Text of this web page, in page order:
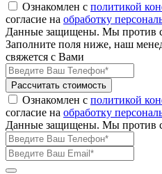
Ознакомлен с политикой
согласие на обработку
Данные защищены. Мы против
Заполните поля ниже, наш
свяжется с Вами
Рассчитать стоимость
Ознакомлен с политикой
согласие на обработку
Данные защищены. Мы против